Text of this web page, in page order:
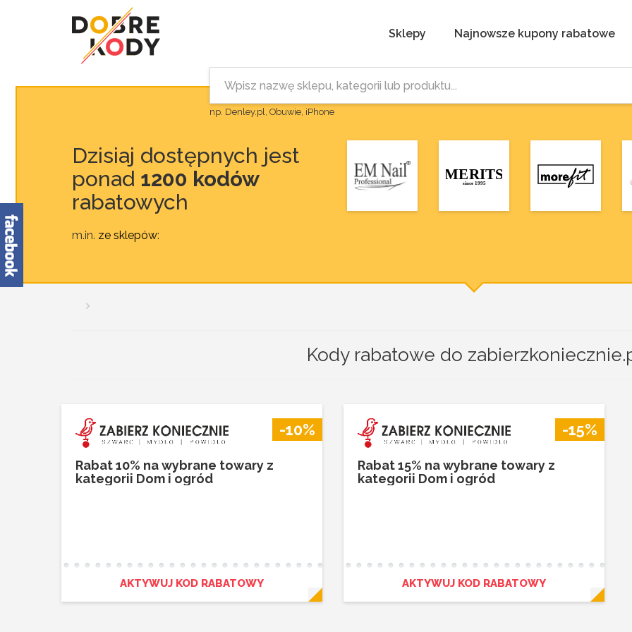
Sklepy Najnowsze kupony rabatowe
np. Denley.pl, Obuwie, iPhone
Dzisiaj dostępnych jest
ponad 1200 kodów
rabatowych
m.in. ze sklepów:
Kody rabatowe do
-10%
Rabat 10% na wybrane towary z
kategorii Dom i ogród
AKTYWUJ KOD RABATOWY
-15%
Rabat 15% na wybrane towary z
kategorii Dom i ogród
AKTYWUJ KOD RABATOWY